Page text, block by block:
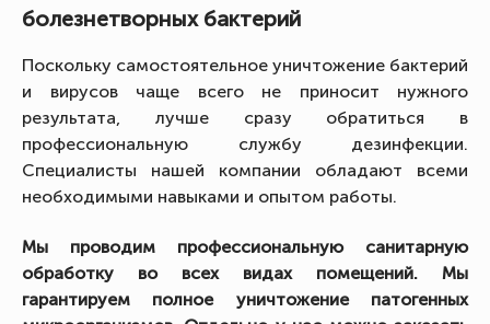
болезнетворных бактерий
Поскольку самостоятельное уничтожение бактерий
и вирусов чаще всего не приносит нужного
результата, лучше сразу обратиться в
профессиональную службу дезинфекции.
Специалисты нашей компании обладают всеми
необходимыми навыками и опытом работы.
Мы проводим профессиональную санитарную
обработку во всех видах помещений. Мы
гарантируем полное уничтожение патогенных